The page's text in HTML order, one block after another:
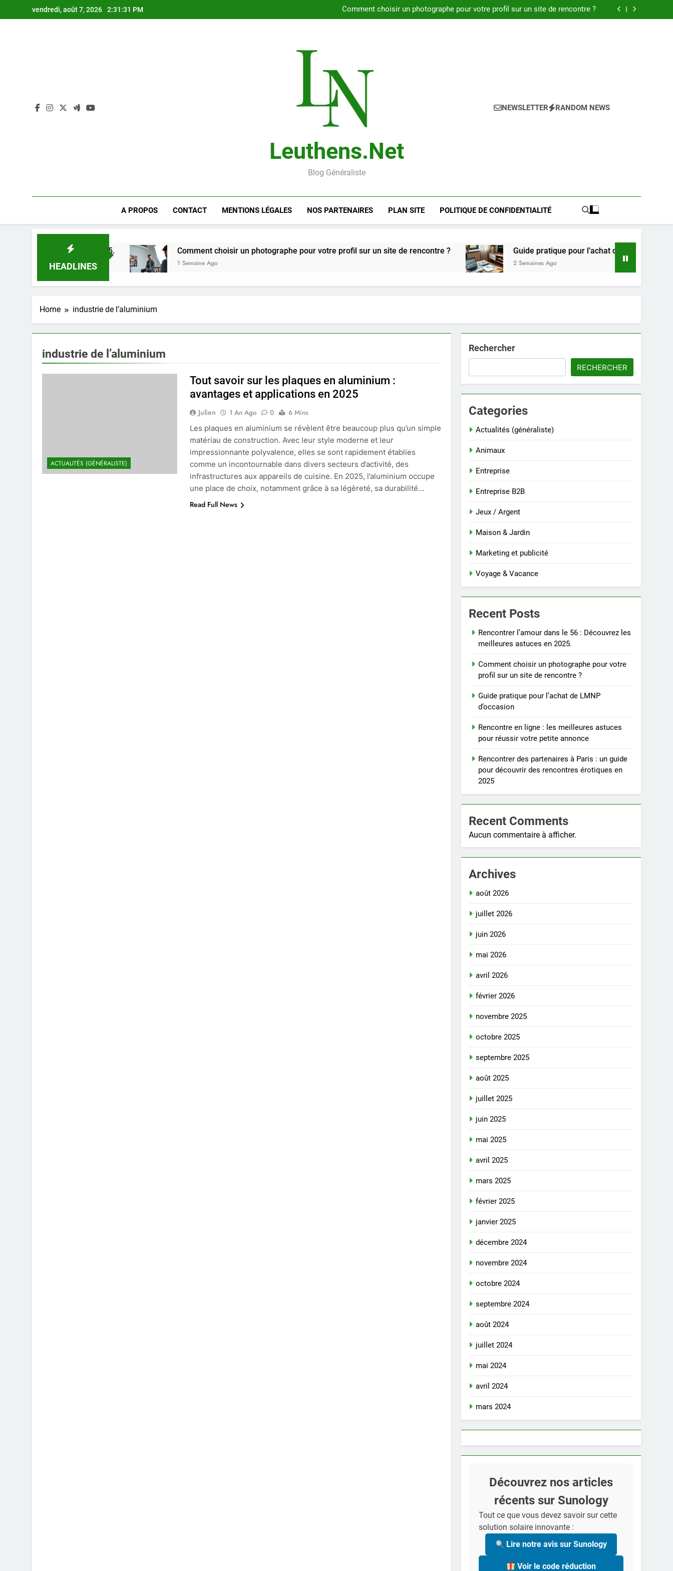
to
vendredi, août 7, 2026 2:31:31 PM
Comment choisir un photographe pour votre profil sur un site de rencontre ?
Guide pratique pour l’achat de LMNP d’occasion
Leuthens.net
Blog Généraliste
NEWSLETTER RANDOM NEWS
A PROPOS CONTACT MENTIONS LÉGALES NOS PARTENAIRES PLAN SITE POLITIQUE DE CONFIDENTIALITÉ
HEADLINES
astuces en 2025. Comment choisir un photographe pour votre profil sur un site de rencontre ?
1 Semaine Ago
Guide pratique pour l’achat de LMNP d’occasion
2 Semaines Ago
Home industrie de l’aluminium
industrie de l’aluminium
ACTUALITÉS (GÉNÉRALISTE)
Tout savoir sur les plaques en aluminium :
avantages et applications en 2025
Julien 1 An Ago 0
6 Mins
Les plaques en aluminium se révèlent être beaucoup plus qu’un simple
matériau de construction. Avec leur style moderne et leur
impressionnante polyvalence, elles se sont rapidement établies
comme un incontournable dans divers secteurs d’activité, des
infrastructures aux appareils de cuisine. En 2025, l’aluminium occupe
une place de choix, notamment grâce à sa légèreté, sa durabilité…
Read Full News
Rechercher
RECHERCHER
Categories
Actualités (généraliste)
Animaux
Entreprise
Entreprise B2B
Jeux / Argent
Maison & Jardin
Marketing et publicité
Voyage & Vacance
Recent Posts
Rencontrer l’amour dans le 56 : Découvrez les
meilleures astuces en 2025.
Comment choisir un photographe pour votre
profil sur un site de rencontre ?
Guide pratique pour l’achat de LMNP
d’occasion
Rencontre en ligne : les meilleures astuces
pour réussir votre petite annonce
Rencontrer des partenaires à Paris : un guide
pour découvrir des rencontres érotiques en
2025
Recent Comments
Aucun commentaire à afficher.
Archives
août 2026
juillet 2026
juin 2026
mai 2026
avril 2026
février 2026
novembre 2025
octobre 2025
septembre 2025
août 2025
juillet 2025
juin 2025
mai 2025
avril 2025
mars 2025
février 2025
janvier 2025
décembre 2024
novembre 2024
octobre 2024
septembre 2024
août 2024
juillet 2024
mai 2024
avril 2024
mars 2024
Découvrez nos articles
récents sur Sunology
Tout ce que vous devez savoir sur cette
solution solaire innovante :
Lire notre avis sur Sunology
Voir le code réduction